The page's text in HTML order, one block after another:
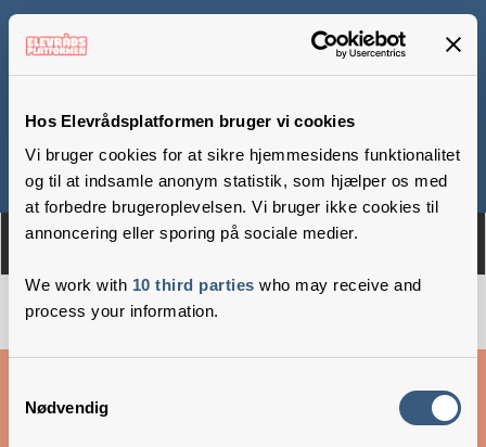
Hos Elevrådsplatformen bruger vi cookies
Vi bruger cookies for at sikre hjemmesidens funktionalitet
og til at indsamle anonym statistik, som hjælper os med
at forbedre brugeroplevelsen. Vi bruger ikke cookies til
annoncering eller sporing på sociale medier.
We work with 10 third parties who may receive and
process your information.
Nødvendig
Om Medlemmer